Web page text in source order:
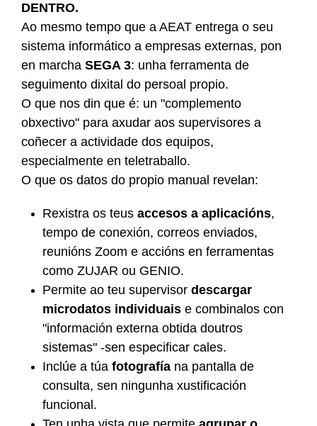
DENTRO.
Ao mesmo tempo que a AEAT entrega o seu
sistema informático a empresas externas, pon
en marcha SEGA 3: unha ferramenta de
seguimento dixital do persoal propio.
O que nos din que é: un "complemento
obxectivo" para axudar aos supervisores a
coñecer a actividade dos equipos,
especialmente en teletraballo.
O que os datos do propio manual revelan:
Rexistra os teus accesos a aplicacións,
tempo de conexión, correos enviados,
reunións Zoom e accións en ferramentas
como ZUJAR ou GENIO.
Permite ao teu supervisor descargar
microdatos individuais e combinalos con
"información externa obtida doutros
sistemas" -sen especificar cales.
Inclúe a túa fotografía na pantalla de
consulta, sen ningunha xustificación
funcional.